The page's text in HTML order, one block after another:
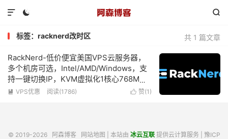
 

共 1 篇文章
标签：racknerd改时区
RackNerd-低价便宜美国VPS云服务器，
多个机房可选，Intel/AMD/Windows，支
持一键切换IP，KVM虚拟化1核心768M内
存1Gbps带宽低至$10.18/年
 赞(1 )
 VPS优惠 阅读(1786)
© 2019-2026 阿森博客 网站地图 | 本站由 冰云互联提供云计算服务 | 豫ICP